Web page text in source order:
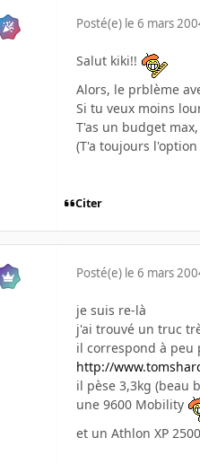
Posté(e) le 6 mars
Salut kiki!!
Alors, le prblème
Si tu veux moins
T'as un budget
(T'a toujours
Citer
Posté(e) le 6 mars
je suis re-là
j'ai trouvé un truc
il correspond à peu
http://
il pèse 3,3kg (beau
une 9600 Mobility
et un Athlon XP